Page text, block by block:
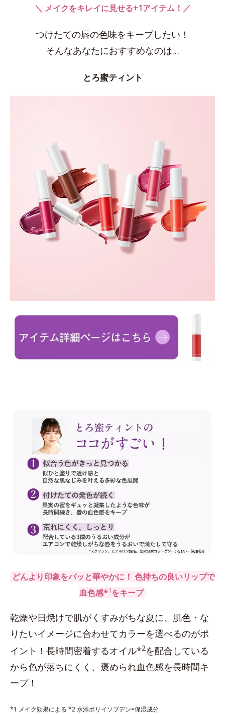
＼ メイクをキレイに見せる+1アイテム！／
つけたての唇の色味をキープしたい！
そんなあなたにおすすめなのは…
とろ蜜ティント
どんより印象をパッと華やかに！ 色持ちの良いリップで
血色感*1をキープ
乾燥や日焼けで肌がくすみがちな夏に、肌色・な
りたいイメージに合わせてカラーを選べるのがポ
イント！長時間密着するオイル*2を配合している
から色が落ちにくく、褒められ血色感を長時間キ
ープ！
*1 メイク効果による *2 水添ポリイソブデン=保湿成分